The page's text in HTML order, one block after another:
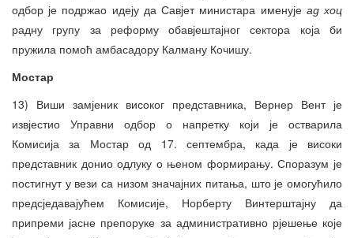
одбор је подржао идеју да Савјет министара именује ад хоц
радну групу за реформу обавјештајног сектора која би
пружила помоћ амбасадору Калману Кочишу.
Мостар
13) Виши замјеник високог представника, Вернер Вент је
извјестио Управни одбор о напретку који је остварила
Комисија за Мостар од 17. септембра, када је високи
представник донио одлуку о њеном формирању. Споразум је
постигнут у вези са низом значајних питања, што је омогућило
предсједавајућем Комисије, Норберту Винтерштајну да
припреми јасне препоруке за административно рјешење које